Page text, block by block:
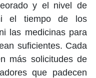
y el nivel de
el tiempo de los
las medicinas para
suficientes. Cada
más solicitudes de
que padecen